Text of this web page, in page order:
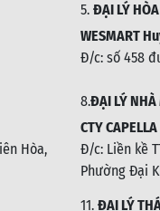
5. ĐẠI LÝ
WESMART
Đ/c: số 458
Hòa,
8.ĐẠI LÝ NHÀ
CTY
Đ/c: Liền kề
Phường Đại
11. ĐẠI LÝ